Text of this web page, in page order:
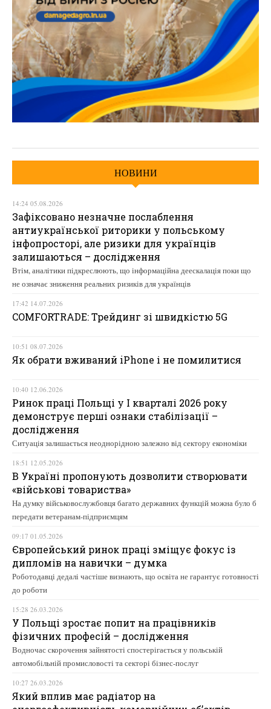
НОВИНИ
14:24 05.08.2026
Зафіксовано незначне послаблення
антиукраїнської риторики у польському
інфопросторі, але ризики для українців
залишаються – дослідження
Втім, аналітики підкреслюють, що інформаційна деескалація поки що
не означає зниження реальних ризиків для українців
17:42 14.07.2026
COMFORTRADE: Трейдинг зі швидкістю 5G
10:51 08.07.2026
Як обрати вживаний iPhone і не помилитися
10:40 12.06.2026
Ринок праці Польщі у І кварталі 2026 року
демонструє перші ознаки стабілізації –
дослідження
Ситуація залишається неоднорідною залежно від сектору економіки
18:51 12.05.2026
В Україні пропонують дозволити створювати
«військові товариства»
На думку військовослужбовця багато державних функцій можна було б
передати ветеранам-підприємцям
09:17 01.05.2026
Європейський ринок праці зміщує фокус із
дипломів на навички – думка
Роботодавці дедалі частіше визнають, що освіта не гарантує готовності
до роботи
15:28 26.03.2026
У Польщі зростає попит на працівників
фізичних професій – дослідження
Водночас скорочення зайнятості спостерігається у польській
автомобільній промисловості та секторі бізнес-послуг
10:27 26.03.2026
Який вплив має радіатор на